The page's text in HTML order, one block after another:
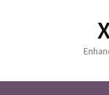
o